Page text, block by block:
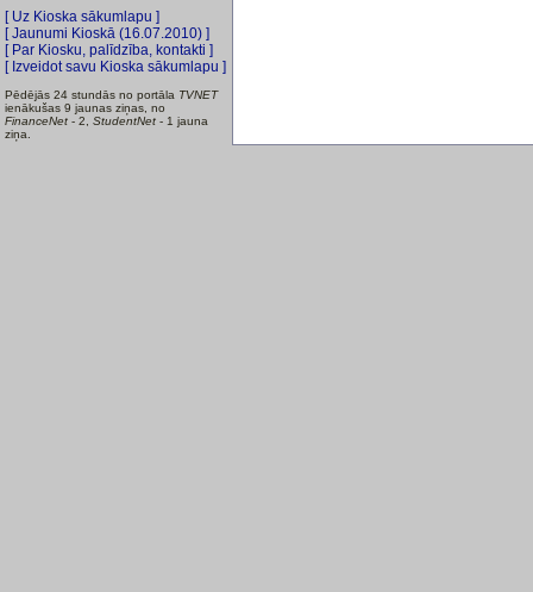
[ Uz Kioska sākumlapu ]
[ Jaunumi Kioskā (16.07.2010) ]
[ Par Kiosku, palīdzība, kontakti ]
[ Izveidot savu Kioska sākumlapu ]
Pēdējās 24 stundās no portāla TVNET
ienākušas 9 jaunas ziņas, no
FinanceNet - 2, StudentNet - 1 jauna
ziņa.